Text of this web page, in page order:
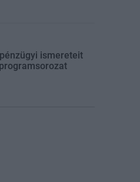
ismereteit